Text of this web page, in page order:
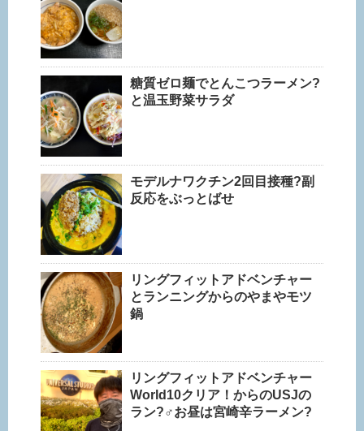
糖質ゼロ麺でとんこつラーメン?
と温玉野菜サラダ
モデルナワクチン2回目接種?副
反応をぶっとばせ
リングフィットアドベンチャー
とランニングからのやまやモツ
鍋
リングフィットアドベンチャー
World10クリア！からのUSJの
ラン?‍♂️お昼は宮崎辛ラーメン?